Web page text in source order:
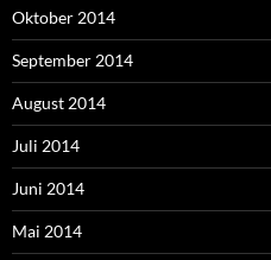
Oktober 2014
September 2014
August 2014
Juli 2014
Juni 2014
Mai 2014